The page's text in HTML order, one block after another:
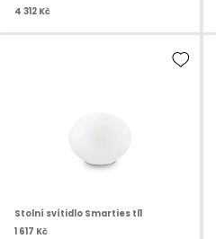
4 312 Kč
Stolní svítidlo Smarties tl1
1 617 Kč